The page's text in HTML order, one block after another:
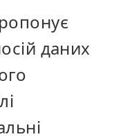
даних